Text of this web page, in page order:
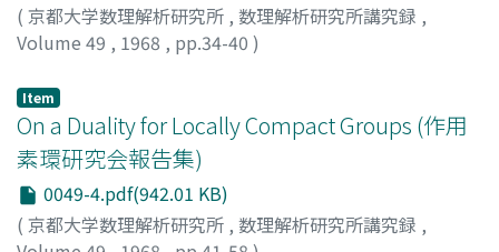
( 京都大学数理解析研究所 , 数理解析研究所講究録 ,
Volume 49 , 1968 , pp.34-40 )
Item
On a Duality for Locally Compact Groups (作用
素環研究会報告集)
0049-4.pdf(942.01 KB)
( 京都大学数理解析研究所 , 数理解析研究所講究録 ,